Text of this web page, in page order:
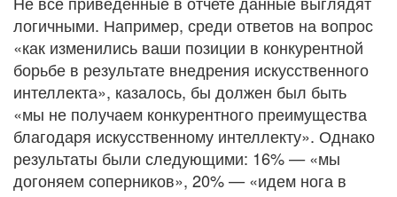
логичными. Например, среди ответов на вопрос
«как изменились ваши позиции в конкурентной
борьбе в результате внедрения искусственного
интеллекта», казалось, бы должен был быть
«мы не получаем конкурентного преимущества
благодаря искусственному интеллекту». Однако
результаты были следующими: 16% — «мы
догоняем соперников», 20% — «идем нога в